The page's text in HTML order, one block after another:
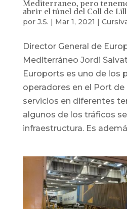
Mediterraneo, pero
abrir el túnel del Coll de
por J.S. | Mar 1, 2021 |
Director General de
Mediterráneo Jordi
Euroports es uno de los
operadores en el Port de
servicios en diferentes
algunos de los tráficos
infraestructura. Es